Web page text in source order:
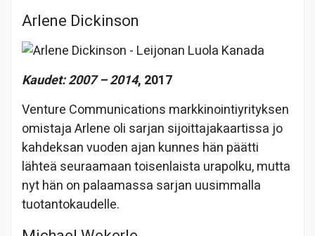
Arlene Dickinson
Kaudet: 2007 – 2014, 2017
Venture Communications markkinointiyrityksen
omistaja Arlene oli sarjan sijoittajakaartissa jo
kahdeksan vuoden ajan kunnes hän päätti
lähteä seuraamaan toisenlaista urapolku, mutta
nyt hän on palaamassa sarjan uusimmalla
tuotantokaudelle.